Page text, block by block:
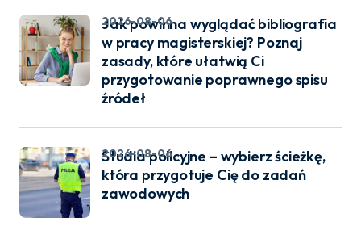
Jak powinna wyglądać bibliografia
w pracy magisterskiej? Poznaj
zasady, które ułatwią Ci
przygotowanie poprawnego spisu
źródeł
2026-08-06
Studia policyjne – wybierz ścieżkę,
która przygotuje Cię do zadań
zawodowych
2026-08-06